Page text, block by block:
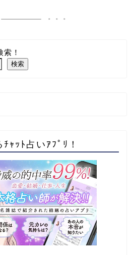
！
検索
ｬｯﾄ占いｱﾌﾟﾘ！